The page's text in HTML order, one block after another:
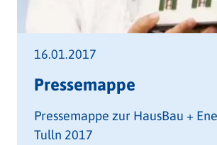
16.01.2017
Pressemappe
Pressemappe zur HausBau +
Tulln 2017